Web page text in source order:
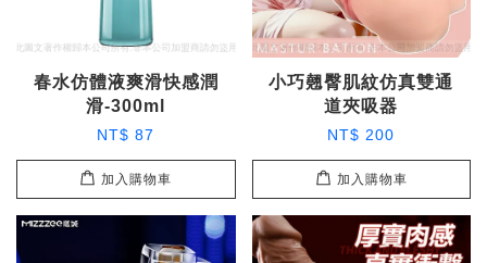
春水仿體液爽滑快感潤
滑-300ml
NT$ 87
加入購物車
小巧翹臀肌紋仿真雙通
道夾吸器
NT$ 200
加入購物車